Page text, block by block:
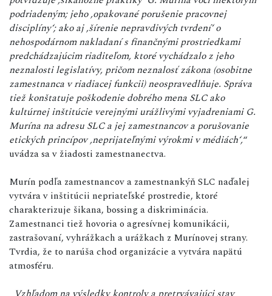
podriadeným; jeho ,opakované porušenie pracovnej
disciplínyʻ; ako aj ,šírenie nepravdivých tvrdeníʻ o
nehospodárnom nakladaní s finančnými prostriedkami
predchádzajúcim riaditeľom, ktoré vychádzalo z jeho
neznalosti legislatívy, pričom neznalosť zákona (osobitne
zamestnanca v riadiacej funkcii) neospravedlňuje. Správa
tiež konštatuje poškodenie dobrého mena SLC ako
kultúrnej inštitúcie verejnými urážlivými vyjadreniami G.
Murína na adresu SLC a jej zamestnancov a porušovanie
etických princípov ,neprijateľnými výrokmi v médiáchʻ,“
uvádza sa v žiadosti zamestnanectva.
Murín podľa zamestnancov a zamestnankýň SLC naďalej
vytvára v inštitúcii nepriateľské prostredie, ktoré
charakterizuje šikana, bossing a diskriminácia.
Zamestnanci tiež hovoria o agresívnej komunikácii,
zastrašovaní, vyhrážkach a urážkach z Murínovej strany.
Tvrdia, že to narúša chod organizácie a vytvára napätú
atmosféru.